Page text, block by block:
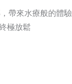
帶來水療般的體驗
極放鬆